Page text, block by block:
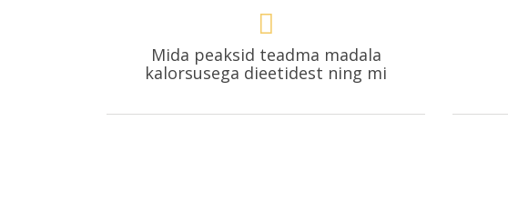
Mida peaksid teadma madala
kalorsusega dieetidest ning mi